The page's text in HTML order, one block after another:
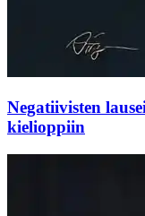
Negatiivisten
kielioppiin